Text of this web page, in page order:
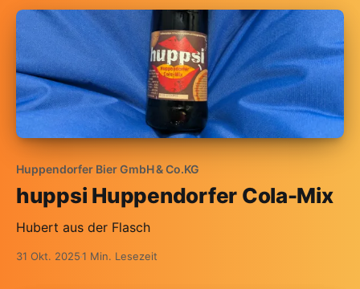
Huppendorfer Bier GmbH & Co.KG
huppsi Huppendorfer Cola-Mix
Hubert aus der Flasch
31 Okt. 20251 Min. Lesezeit